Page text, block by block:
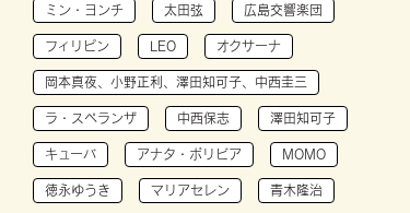
ミン・ヨンチ 太田弦 広島交響楽団
フィリピン LEO オクサーナ
岡本真夜、小野正利、澤田知可子、中西圭三
ラ・スペランザ 中西保志 澤田知可子
キューバ アナタ・ボリビア MOMO
徳永ゆうき マリアセレン 青木隆治